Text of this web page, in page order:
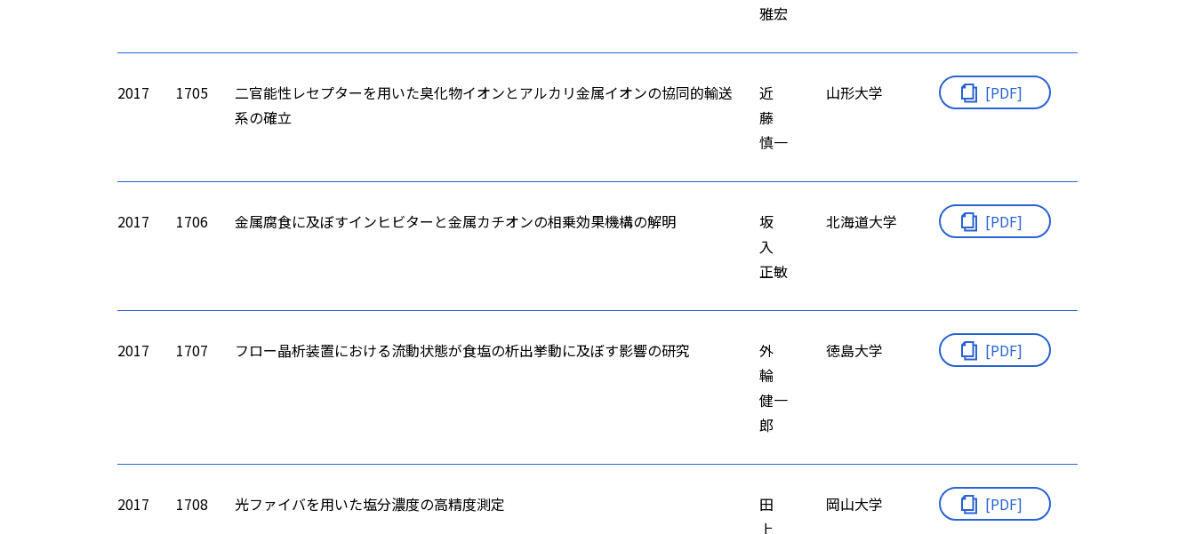
雅宏
2017 1705
二官能性レセプターを用いた臭化物イオンとアルカリ金属イオンの協同的輸送
系の確立
近
藤
慎一
山形大学 [PDF]
2017 1706 金属腐食に及ぼすインヒビターと金属カチオンの相乗効果機構の解明
坂
入
正敏
北海道大学 [PDF]
2017 1707 フロー晶析装置における流動状態が食塩の析出挙動に及ぼす影響の研究
外
輪
健一
郎
徳島大学 [PDF]
2017 1708 光ファイバを用いた塩分濃度の高精度測定
田
上
岡山大学 [PDF]